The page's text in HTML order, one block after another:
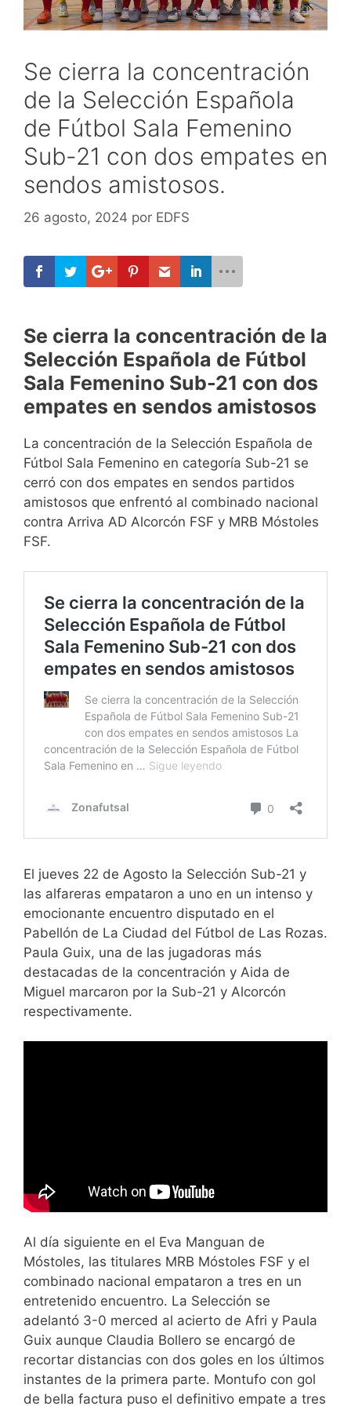
Se cierra la concentración
de la Selección Española
de Fútbol Sala Femenino
Sub-21 con dos empates en
sendos amistosos.
26 agosto, 2024 por EDFS
Se cierra la concentración de la
Selección Española de Fútbol
Sala Femenino Sub-21 con dos
empates en sendos amistosos
La concentración de la Selección Española de
Fútbol Sala Femenino en categoría Sub-21 se
cerró con dos empates en sendos partidos
amistosos que enfrentó al combinado nacional
contra Arriva AD Alcorcón FSF y MRB Móstoles
FSF.
El jueves 22 de Agosto la Selección Sub-21 y
las alfareras empataron a uno en un intenso y
emocionante encuentro disputado en el
Pabellón de La Ciudad del Fútbol de Las Rozas.
Paula Guix, una de las jugadoras más
destacadas de la concentración y Aida de
Miguel marcaron por la Sub-21 y Alcorcón
respectivamente.
Al día siguiente en el Eva Manguan de
Móstoles, las titulares MRB Móstoles FSF y el
combinado nacional empataron a tres en un
entretenido encuentro. La Selección se
adelantó 3-0 merced al acierto de Afri y Paula
Guix aunque Claudia Bollero se encargó de
recortar distancias con dos goles en los últimos
instantes de la primera parte. Montufo con gol
de bella factura puso el definitivo empate a tres